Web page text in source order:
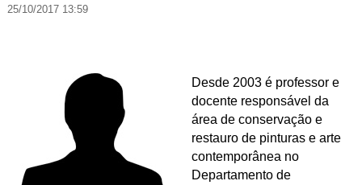
25/10/2017 13:59
Desde 2003 é professor e
docente responsável da
área de conservação e
restauro de pinturas e arte
contemporânea no
Departamento de